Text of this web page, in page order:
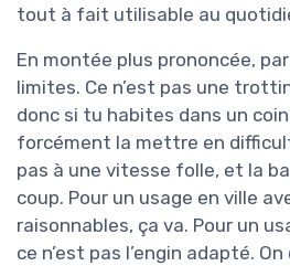
tout à fait utilisable au
En montée plus prononcée,
limites. Ce n’est pas une
donc si tu habites dans un
forcément la mettre en
pas à une vitesse folle, et la
coup. Pour un usage en ville
raisonnables, ça va. Pour un
ce n’est pas l’engin adapté.